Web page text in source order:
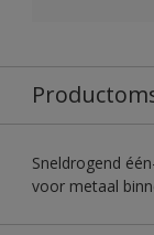
Sneldrogend
voor metaal